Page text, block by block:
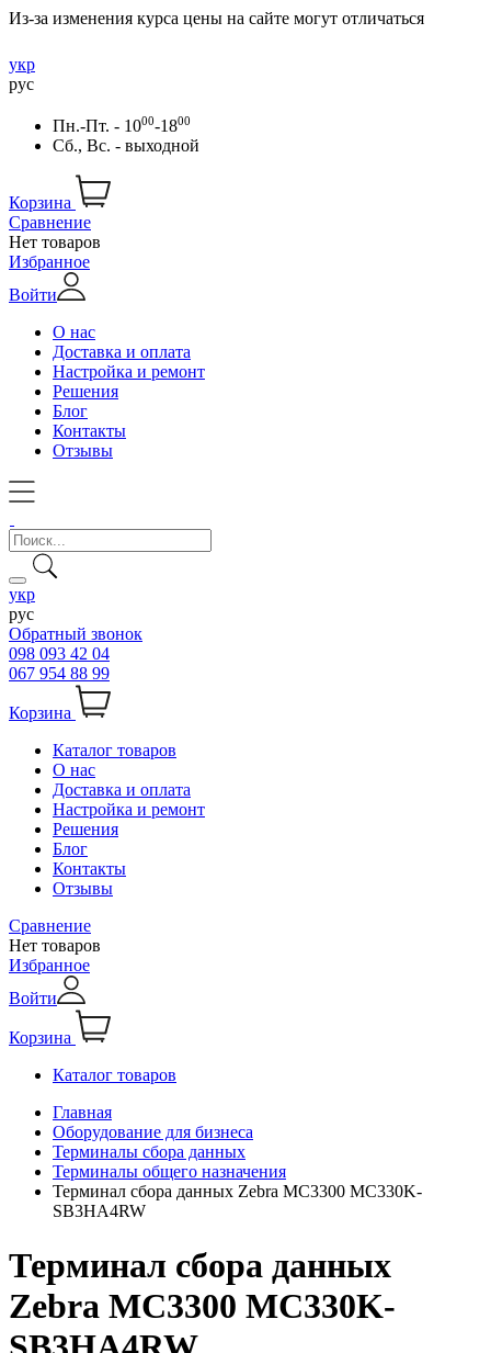
Из-за изменения курса цены на сайте могут отличаться
укр
рус
Пн.-Пт. - 1000-1800
Сб., Вс. - выходной
Корзина
Сравнение
Нет товаров
Избранное
Войти
О нас
Доставка и оплата
Настройка и ремонт
Решения
Блог
Контакты
Отзывы
укр
рус
Обратный звонок
098 093 42 04
067 954 88 99
Корзина
Каталог товаров
О нас
Доставка и оплата
Настройка и ремонт
Решения
Блог
Контакты
Отзывы
Сравнение
Нет товаров
Избранное
Войти
Корзина
Каталог товаров
Главная
Оборудование для бизнеса
Терминалы сбора данных
Терминалы общего назначения
Терминал сбора данных Zebra MC3300 MC330K-
SB3HA4RW
Терминал сбора данных
Zebra MC3300 MC330K-